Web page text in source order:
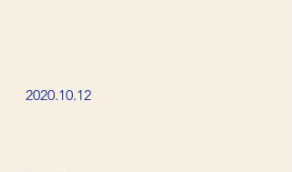
2020.10.12